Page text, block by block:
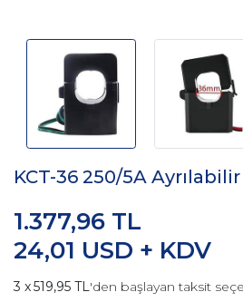
KCT-36 250/5A
24,01 USD + KDV
1.377,96 TL
519,95 TL'den başlayan taksit